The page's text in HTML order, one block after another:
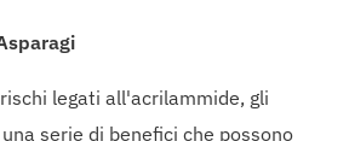
legati all'acrilammide, gli
serie di benefici che possono